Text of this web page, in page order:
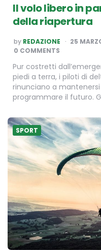
Il volo libero in
della riapertura
POSTED
BY
by REDAZIONE 25
0 COMMENTS
Pur costretti
piedi a terra, i piloti di
rinunciano a
programmare il futuro.
SPORT